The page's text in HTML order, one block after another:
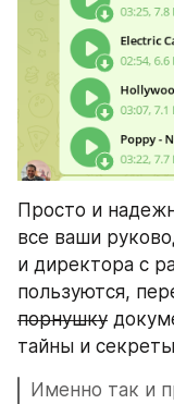
Просто и
все ваши
и директора с
порнушку
тайны и
Именно так и